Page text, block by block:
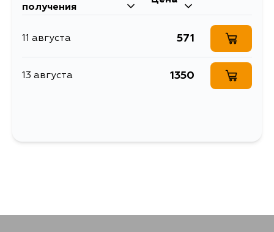
получения
11 августа 571
13 августа 1350